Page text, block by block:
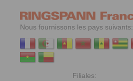
Nous fournissons les pays suivants: